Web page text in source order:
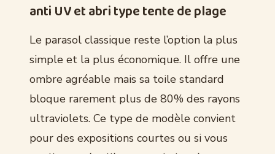
anti UV et abri type tente de plage
Le parasol classique reste l’option la plus
simple et la plus économique. Il offre une
ombre agréable mais sa toile standard
bloque rarement plus de 80% des rayons
ultraviolets. Ce type de modèle convient
pour des expositions courtes ou si vous